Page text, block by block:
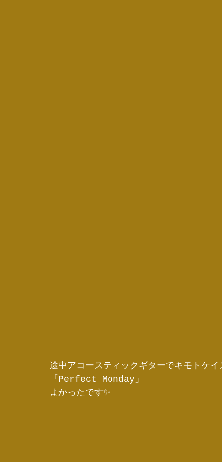
途中アコースティックギターでキモトケ
「Perfect Monday」
よかったです✨